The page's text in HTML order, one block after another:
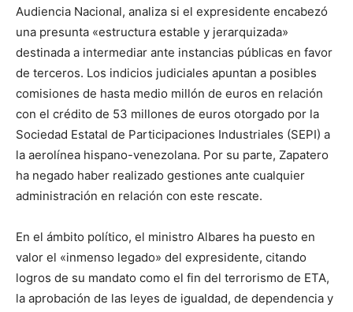
Audiencia Nacional, analiza si el expresidente encabezó
una presunta «estructura estable y jerarquizada»
destinada a intermediar ante instancias públicas en favor
de terceros. Los indicios judiciales apuntan a posibles
comisiones de hasta medio millón de euros en relación
con el crédito de 53 millones de euros otorgado por la
Sociedad Estatal de Participaciones Industriales (SEPI) a
la aerolínea hispano-venezolana. Por su parte, Zapatero
ha negado haber realizado gestiones ante cualquier
administración en relación con este rescate.
En el ámbito político, el ministro Albares ha puesto en
valor el «inmenso legado» del expresidente, citando
logros de su mandato como el fin del terrorismo de ETA,
la aprobación de las leyes de igualdad, de dependencia y